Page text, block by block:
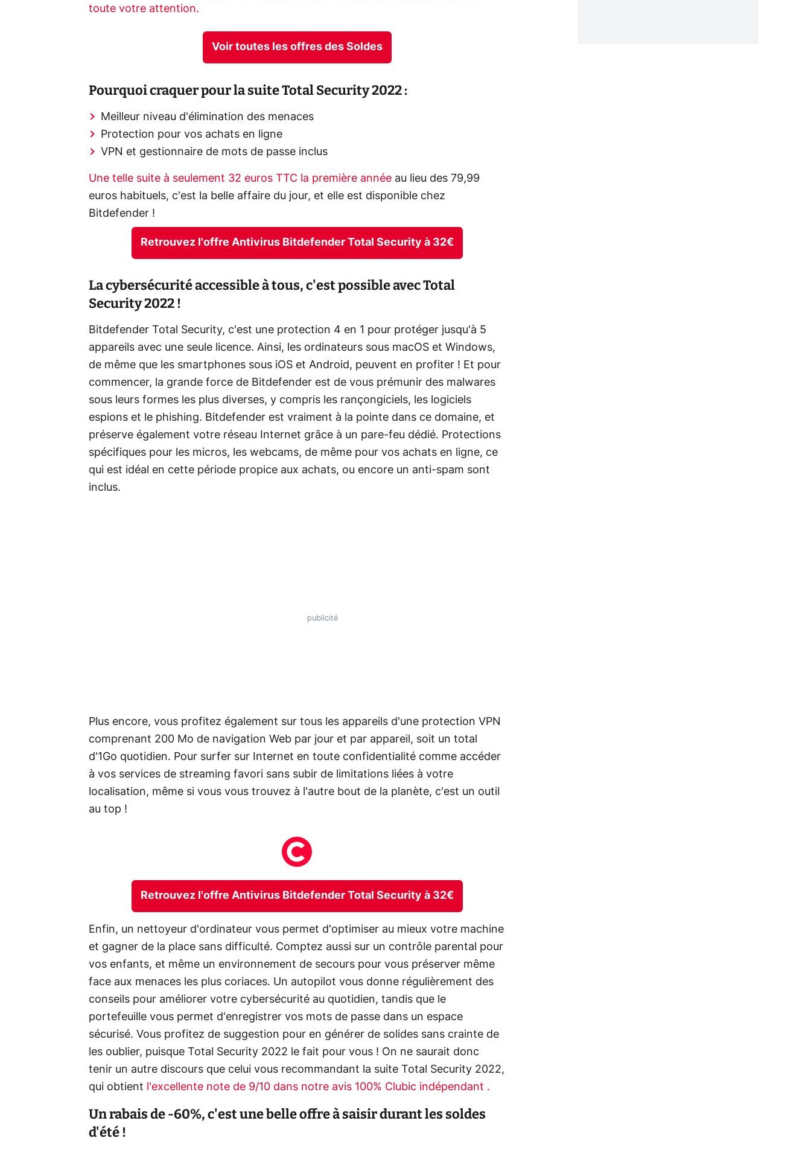
toute votre attention.
Voir toutes les offres des Soldes
Pourquoi craquer pour la suite Total Security 2022 :
Meilleur niveau d'élimination des menaces
Protection pour vos achats en ligne
VPN et gestionnaire de mots de passe inclus
Une telle suite à seulement 32 euros TTC la première année au lieu des 79,99
euros habituels, c'est la belle affaire du jour, et elle est disponible chez
Bitdefender !
Retrouvez l'offre Antivirus Bitdefender Total Security à 32€
La cybersécurité accessible à tous, c'est possible avec Total
Security 2022 !
Bitdefender Total Security, c'est une protection 4 en 1 pour protéger jusqu'à 5
appareils avec une seule licence. Ainsi, les ordinateurs sous macOS et Windows,
de même que les smartphones sous iOS et Android, peuvent en profiter ! Et pour
commencer, la grande force de Bitdefender est de vous prémunir des malwares
sous leurs formes les plus diverses, y compris les rançongiciels, les logiciels
espions et le phishing. Bitdefender est vraiment à la pointe dans ce domaine, et
préserve également votre réseau Internet grâce à un pare-feu dédié. Protections
spécifiques pour les micros, les webcams, de même pour vos achats en ligne, ce
qui est idéal en cette période propice aux achats, ou encore un anti-spam sont
inclus.
Plus encore, vous profitez également sur tous les appareils d'une protection VPN
comprenant 200 Mo de navigation Web par jour et par appareil, soit un total
d'1Go quotidien. Pour surfer sur Internet en toute confidentialité comme accéder
à vos services de streaming favori sans subir de limitations liées à votre
localisation, même si vous vous trouvez à l'autre bout de la planète, c'est un outil
au top !
Retrouvez l'offre Antivirus Bitdefender Total Security à 32€
Enfin, un nettoyeur d'ordinateur vous permet d'optimiser au mieux votre machine
et gagner de la place sans difficulté. Comptez aussi sur un contrôle parental pour
vos enfants, et même un environnement de secours pour vous préserver même
face aux menaces les plus coriaces. Un autopilot vous donne régulièrement des
conseils pour améliorer votre cybersécurité au quotidien, tandis que le
portefeuille vous permet d'enregistrer vos mots de passe dans un espace
sécurisé. Vous profitez de suggestion pour en générer de solides sans crainte de
les oublier, puisque Total Security 2022 le fait pour vous ! On ne saurait donc
tenir un autre discours que celui vous recommandant la suite Total Security 2022,
qui obtient
l'excellente note de 9/10 dans notre avis 100% Clubic indépendant .
Un rabais de -60%, c'est une belle offre à saisir durant les soldes
d'été !